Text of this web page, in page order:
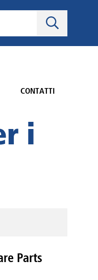
CONTATTI
i
Parts